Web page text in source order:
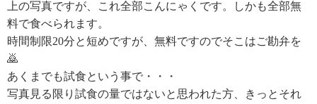
上の写真ですが、これ全部こんにゃくです。しかも全部無
料で食べられます。
時間制限20分と短めですが、無料ですのでそこはご勘弁を
🙇
あくまでも試食という事で・・・
写真見る限り試食の量ではないと思われた方、きっとそれ